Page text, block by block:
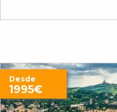
Desde
1995€